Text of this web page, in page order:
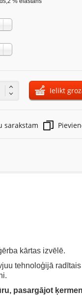
Ielikt
sarakstam
kārtas izvēlē.
tehnoloģijā
pasargājot